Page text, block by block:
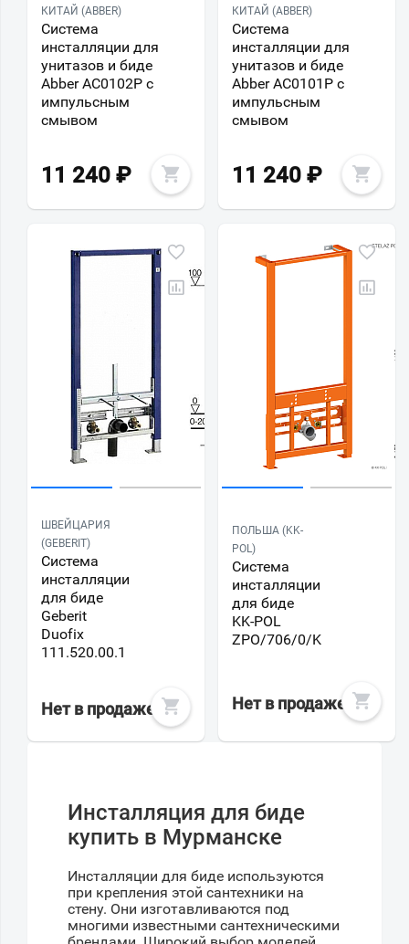
КИТАЙ (ABBER)
Система
инсталляции для
унитазов и биде
Abber AC0102P с
импульсным
смывом
11 240 ₽
КИТАЙ (ABBER)
Система
инсталляции для
унитазов и биде
Abber AC0101P с
импульсным
смывом
11 240 ₽
ШВЕЙЦАРИЯ
(GEBERIT)
Система
инсталляции
для биде
Geberit
Duofix
111.520.00.1
Нет в продаже
ПОЛЬША (KK-
POL)
Система
инсталляции
для биде
KK-POL
ZPO/706/0/K
Нет в продаже
Инсталляция для биде
купить в Мурманске
Инсталляции для биде используются
при крепления этой сантехники на
стену. Они изготавливаются под
многими известными сантехническими